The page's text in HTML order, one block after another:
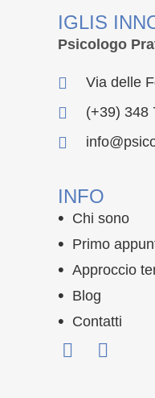
IGLIS
Psicologo
Via delle
(+39) 348
INFO
Chi sono
Primo
Approccio
Blog
Contatti